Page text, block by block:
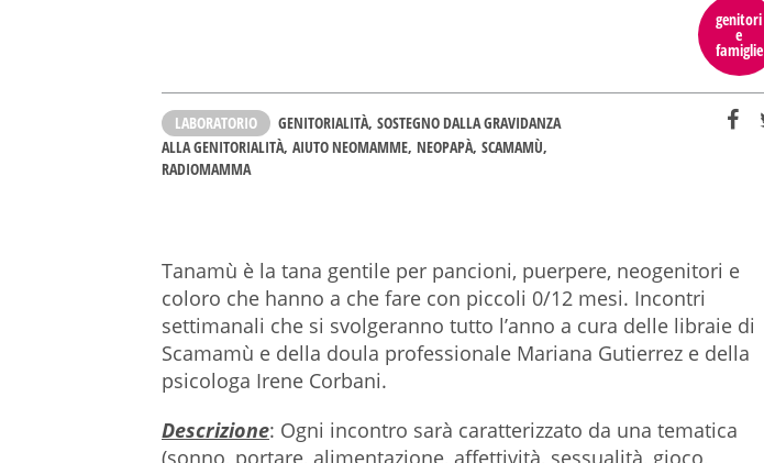
genitori
e
famiglie
LABORATORIO GENITORIALITÀ SOSTEGNO DALLA GRAVIDANZA
ALLA GENITORIALITÀ AIUTO NEOMAMME NEOPAPÀ SCAMAMÙ
RADIOMAMMA
Tanamù è la tana gentile per pancioni, puerpere, neogenitori e
coloro che hanno a che fare con piccoli 0/12 mesi. Incontri
settimanali che si svolgeranno tutto l’anno a cura delle libraie di
Scamamù e della doula professionale Mariana Gutierrez e della
psicologa Irene Corbani.
Descrizione: Ogni incontro sarà caratterizzato da una tematica
(sonno, portare, alimentazione, affettività, sessualità, gioco,